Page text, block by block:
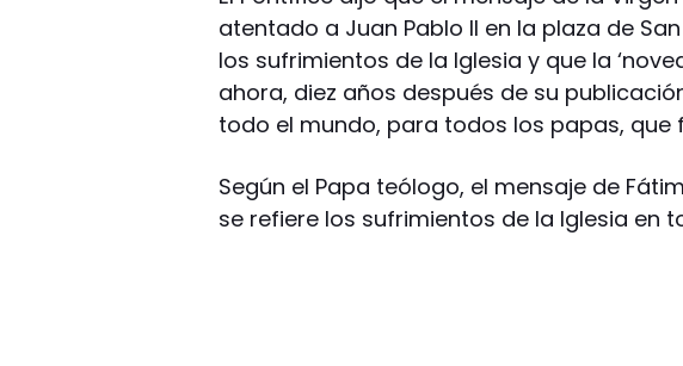
atentado a Juan Pablo II en la plaza de
los sufrimientos de la Iglesia y que la
ahora, diez años después de su
todo el mundo, para todos los papas, que
Según el Papa teólogo, el mensaje de
se refiere los sufrimientos de la Iglesia en